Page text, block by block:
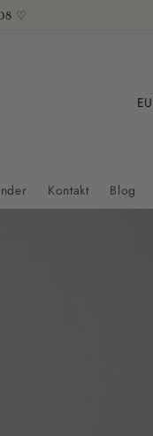
♡
Kontakt Blog
/